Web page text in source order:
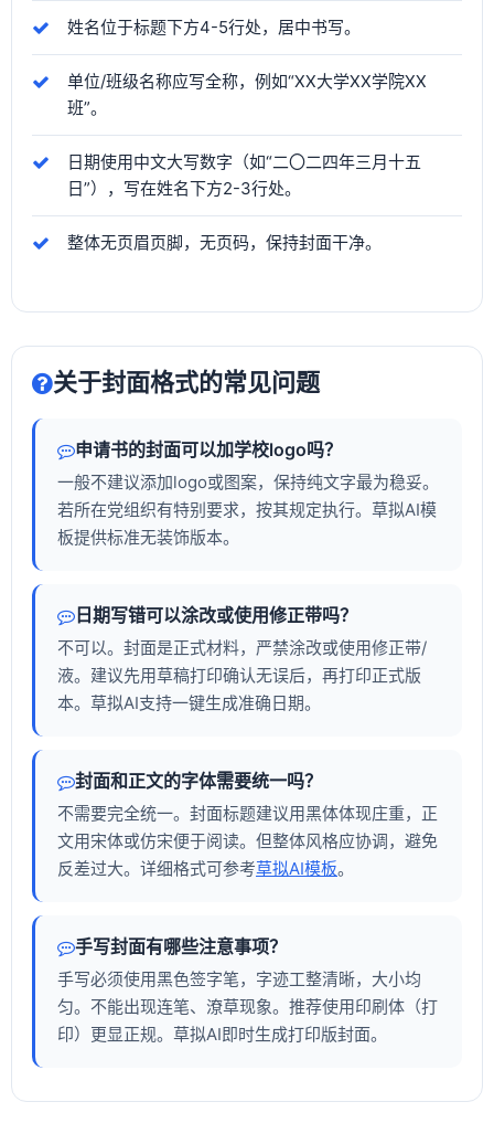
姓名位于标题下方4-5行处，居中书写。
单位/班级名称应写全称，例如“XX大学XX学院XX
班”。
日期使用中文大写数字（如“二〇二四年三月十五
日”），写在姓名下方2-3行处。
整体无页眉页脚，无页码，保持封面干净。
关于封面格式的常见问题
申请书的封面可以加学校logo吗？
一般不建议添加logo或图案，保持纯文字最为稳妥。
若所在党组织有特别要求，按其规定执行。草拟AI模
板提供标准无装饰版本。
日期写错可以涂改或使用修正带吗？
不可以。封面是正式材料，严禁涂改或使用修正带/
液。建议先用草稿打印确认无误后，再打印正式版
本。草拟AI支持一键生成准确日期。
封面和正文的字体需要统一吗？
不需要完全统一。封面标题建议用黑体体现庄重，正
文用宋体或仿宋便于阅读。但整体风格应协调，避免
反差过大。详细格式可参考草拟AI模板。
手写封面有哪些注意事项？
手写必须使用黑色签字笔，字迹工整清晰，大小均
匀。不能出现连笔、潦草现象。推荐使用印刷体（打
印）更显正规。草拟AI即时生成打印版封面。